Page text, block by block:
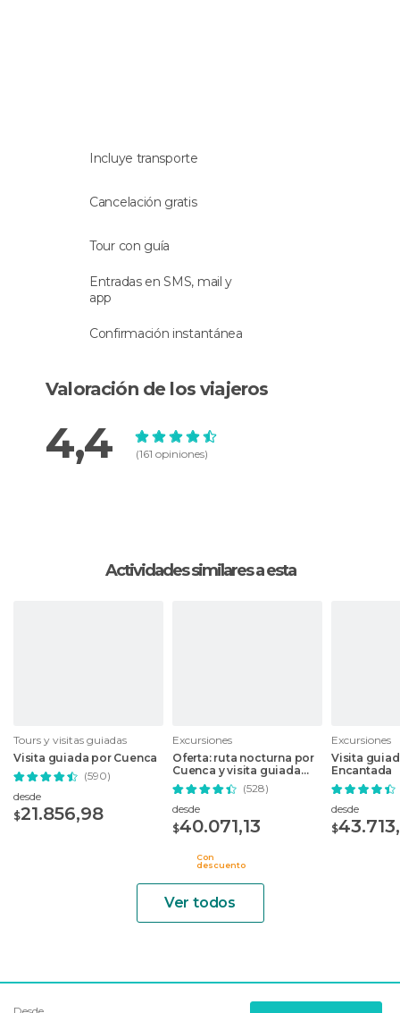
Incluye transporte
Cancelación gratis
Tour con guía
Entradas en SMS, mail y
app
Confirmación instantánea
Valoración de los viajeros
4,4 (161 opiniones)
Actividades similares a esta
Tours y visitas guiadas
Visita guiada por Cuenca
(590)
desde
$21.856,98
Excursiones
Oferta: ruta nocturna por
Cuenca y visita guiada
por la Ciudad Encantada
(528)
desde
$40.071,13
Con
descuento
Excursiones
Visita
Encantada
desde
$
Ver todos